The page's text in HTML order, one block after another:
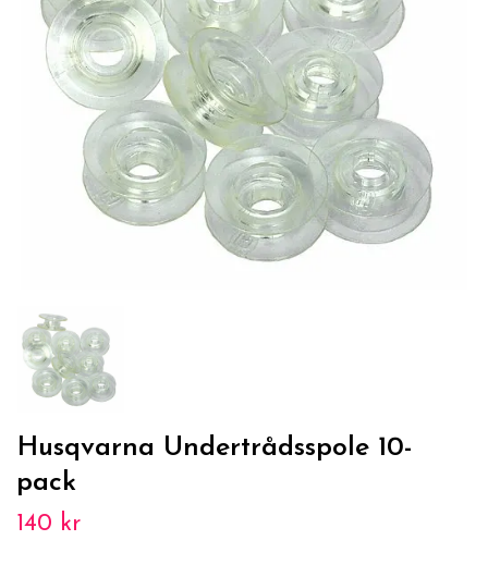
Husqvarna Undertrådsspole 10-
pack
140 kr